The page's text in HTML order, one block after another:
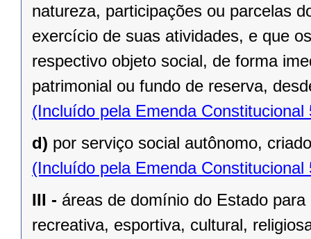
natureza, participações ou parcelas
exercício de suas atividades, e que
respectivo objeto social, de forma
patrimonial ou fundo de reserva,
(Incluído pela Emenda Constitucional
d) por serviço social autônomo,
(Incluído pela Emenda Constitucional
III - áreas de domínio do Estado
recreativa, esportiva, cultural,